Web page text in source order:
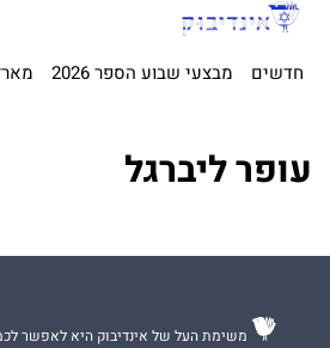
חדשים מבצעי שבוע הספר 2026
עופר ליברגל
משימת העל של אינדיבוק היא לאפשר